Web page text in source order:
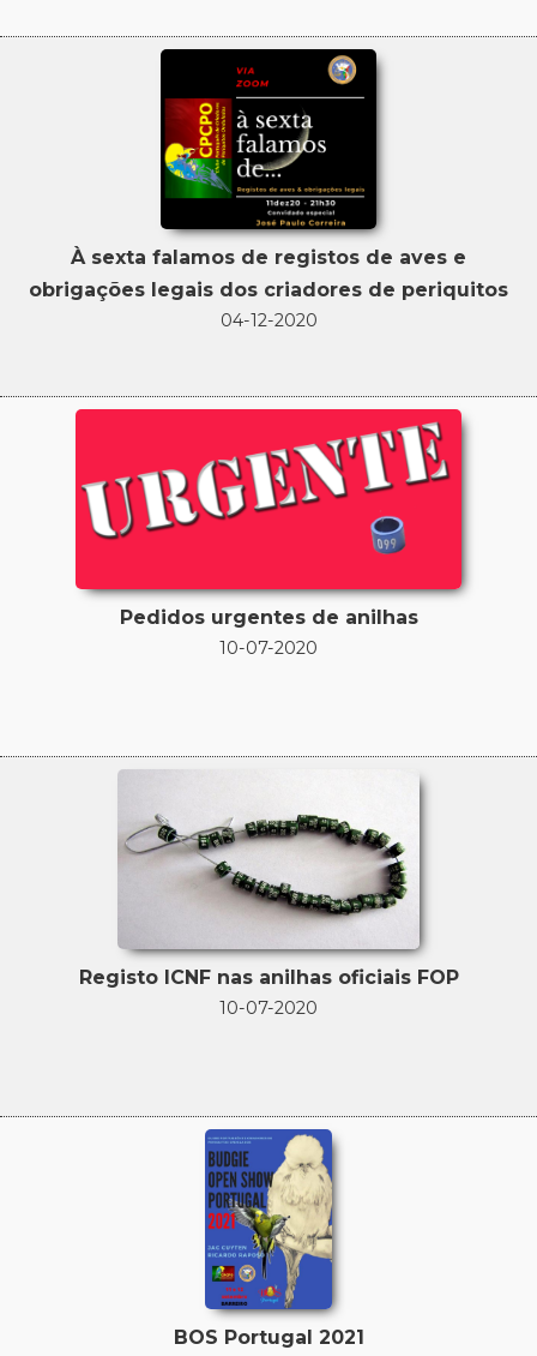
À sexta falamos de registos de aves e
obrigações legais dos criadores de periquitos
04-12-2020
Pedidos urgentes de anilhas
10-07-2020
Registo ICNF nas anilhas oficiais FOP
10-07-2020
BOS Portugal 2021